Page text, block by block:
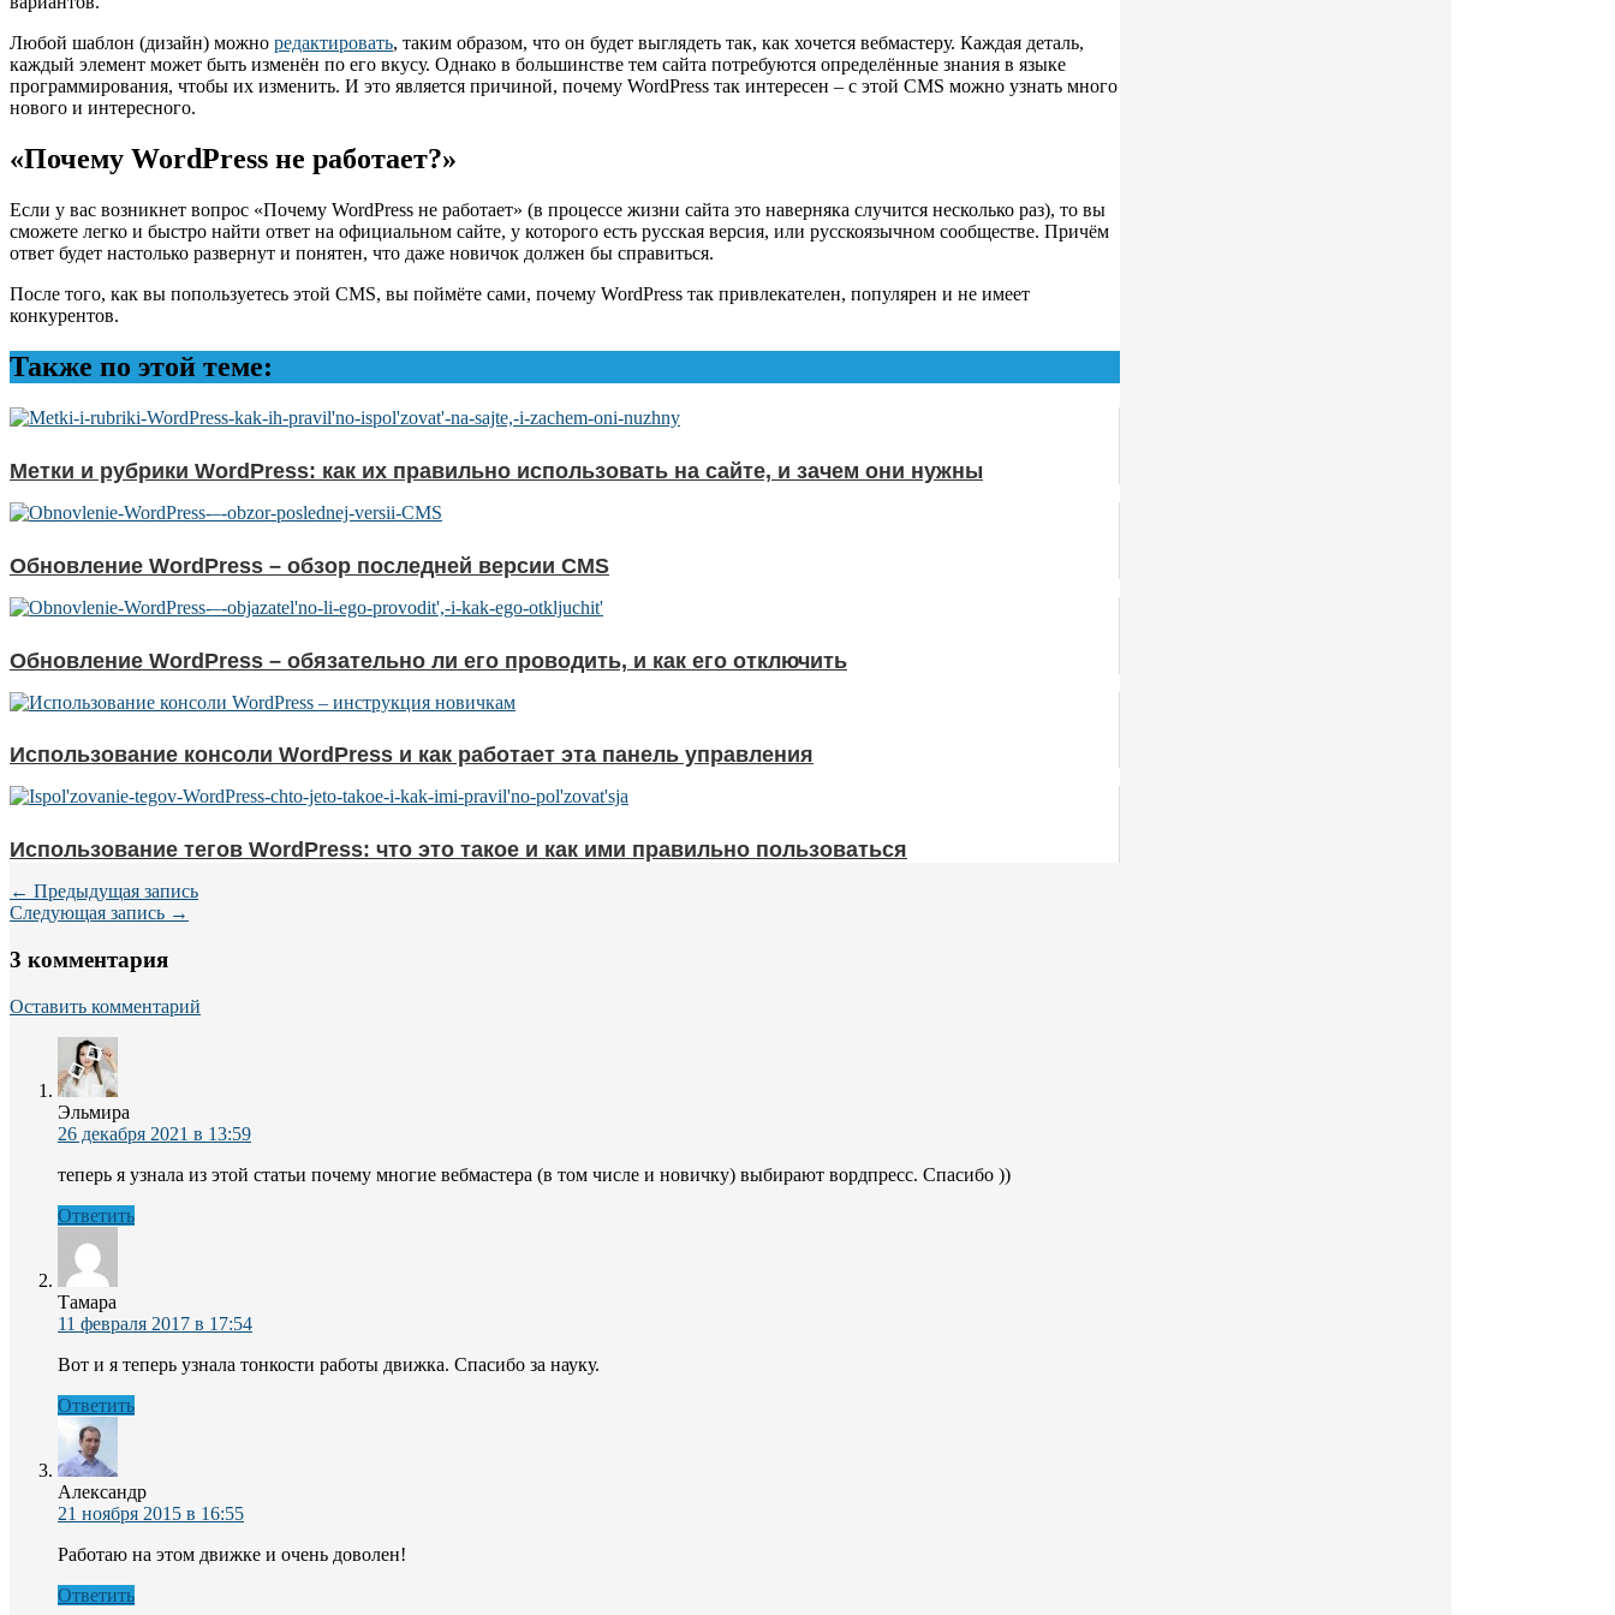
Любой шаблон (дизайн) можно редактировать, таким образом, что он будет выглядеть так, как хочется вебмастеру. Каждая деталь,
каждый элемент может быть изменён по его вкусу. Однако в большинстве тем сайта потребуются определённые знания в языке
программирования, чтобы их изменить. И это является причиной, почему WordPress так интересен – с этой CMS можно узнать много
нового и интересного.
«Почему WordPress не работает?»
Если у вас возникнет вопрос «Почему WordPress не работает» (в процессе жизни сайта это наверняка случится несколько раз), то вы
сможете легко и быстро найти ответ на официальном сайте, у которого есть русская версия, или русскоязычном сообществе. Причём
ответ будет настолько развернут и понятен, что даже новичок должен бы справиться.
После того, как вы попользуетесь этой CMS, вы поймёте сами, почему WordPress так привлекателен, популярен и не имеет
конкурентов.
Также по этой теме:
Метки и рубрики WordPress: как их правильно использовать на сайте, и зачем они нужны
Обновление WordPress – обзор последней версии CMS
Обновление WordPress – обязательно ли его проводить, и как его отключить
Использование консоли WordPress и как работает эта панель управления
Использование тегов WordPress: что это такое и как ими правильно пользоваться
← Предыдущая запись
Следующая запись →
3 комментария
Оставить комментарий
Эльмира
26 декабря 2021 в 13:59
теперь я узнала из этой статьи почему многие вебмастера (в том числе и новичку) выбирают вордпресс. Спасибо ))
Ответить
Тамара
11 февраля 2017 в 17:54
Вот и я теперь узнала тонкости работы движка. Спасибо за науку.
Ответить
Александр
21 ноября 2015 в 16:55
Работаю на этом движке и очень доволен!
Ответить